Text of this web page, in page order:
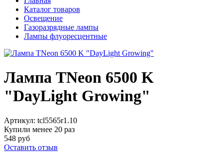
Каталог товаров
Освещение
Газоразрядные лампы
Лампы флуоресцентные
Лампа TNeon 6500 K
"DayLight Growing"
Артикул: tcl5565r1.10
Купили менее 20 раз
548 руб
Оставить отзыв